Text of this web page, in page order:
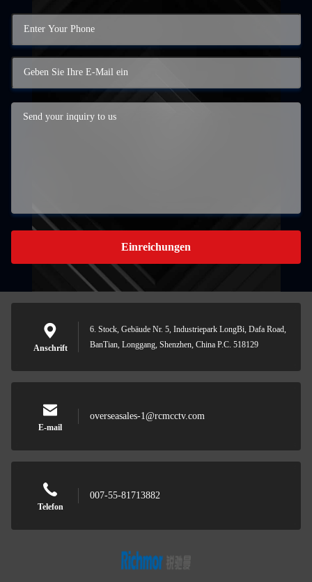
Einreichungen
Anschrift
6. Stock, Gebäude Nr. 5, Industriepark LongBi, Dafa Road,
BanTian, Longgang, Shenzhen, China P.C. 518129
E-mail
overseasales-1@rcmcctv.com
Telefon
007-55-81713882